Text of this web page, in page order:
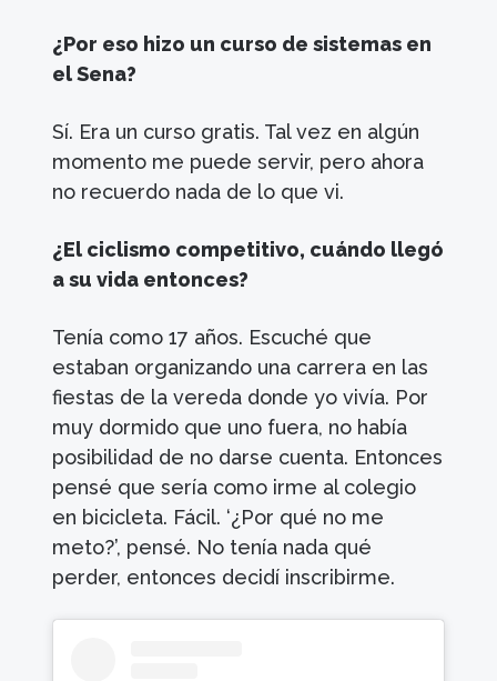
¿Por eso hizo un curso de sistemas en
el Sena?
Sí. Era un curso gratis. Tal vez en algún
momento me puede servir, pero ahora
no recuerdo nada de lo que vi.
¿El ciclismo competitivo, cuándo llegó
a su vida entonces?
Tenía como 17 años. Escuché que
estaban organizando una carrera en las
fiestas de la vereda donde yo vivía. Por
muy dormido que uno fuera, no había
posibilidad de no darse cuenta. Entonces
pensé que sería como irme al colegio
en bicicleta. Fácil. ‘¿Por qué no me
meto?’, pensé. No tenía nada qué
perder, entonces decidí inscribirme.